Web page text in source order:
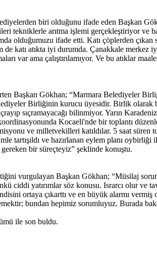
biri olduğunu ifade eden Başkan
tekniklerle arıtma işlemi gerçekleştiriyor
olduğumuzu ifade etti. Katı çöplerden
katı atıkta iyi durumda. Çanakkale
var ama çalıştırılamıyor. Ve bu atıklar
Başkan Gökhan; “Marmara Belediyeler
Birliğinin kurucu üyesidir. Birlik olarak
sıçramayacağı bilinmiyor. Yarın
Kocaeli'nde bir toplantı
ve milletvekilleri katıldılar. 5 saat
tartışıldı ve hazırlanan eylem planı
bir süreçteyiz” şeklinde konuştu.
vurgulayan Başkan Gökhan; “Müsilaj
ciddi yatırımlar söz konusu. Israrcı olur ve
ortaya çıkarttı ve en büyük alarmı
bundan hepimiz sorumluyuz. Burada
ile son buldu.